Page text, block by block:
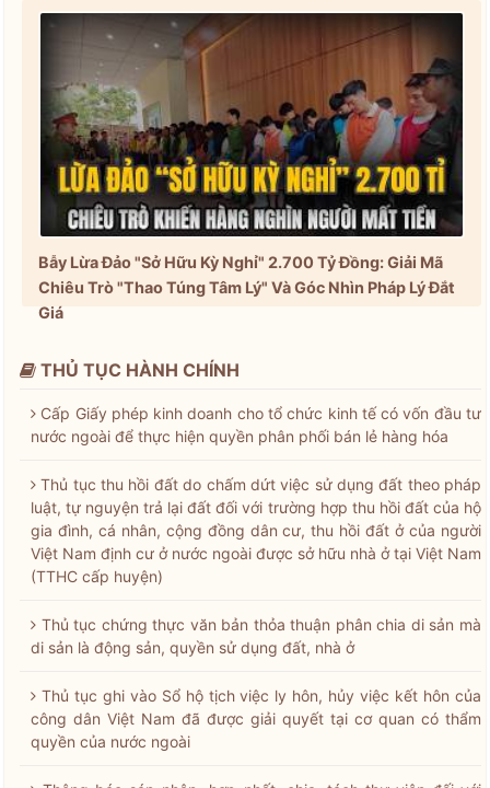
Bẫy Lừa Đảo "Sở Hữu Kỳ Nghỉ" 2.700 Tỷ Đồng: Giải Mã
Chiêu Trò "Thao Túng Tâm Lý" Và Góc Nhìn Pháp Lý Đắt
Giá
THỦ TỤC HÀNH CHÍNH
Cấp Giấy phép kinh doanh cho tổ chức kinh tế có vốn đầu tư
nước ngoài để thực hiện quyền phân phối bán lẻ hàng hóa
Thủ tục thu hồi đất do chấm dứt việc sử dụng đất theo pháp
luật, tự nguyện trả lại đất đối với trường hợp thu hồi đất của hộ
gia đình, cá nhân, cộng đồng dân cư, thu hồi đất ở của người
Việt Nam định cư ở nước ngoài được sở hữu nhà ở tại Việt Nam
(TTHC cấp huyện)
Thủ tục chứng thực văn bản thỏa thuận phân chia di sản mà
di sản là động sản, quyền sử dụng đất, nhà ở
Thủ tục ghi vào Sổ hộ tịch việc ly hôn, hủy việc kết hôn của
công dân Việt Nam đã được giải quyết tại cơ quan có thẩm
quyền của nước ngoài